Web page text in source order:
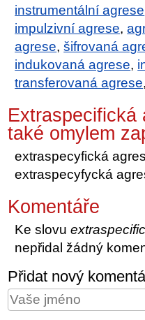
instrumentální agrese
impulzivní agrese,
agrese,šifrovaná
indukovaná agrese,
transferovaná agrese,
Extraspecifická
také omylem
extraspecyfická
extraspecyfycká
Komentáře
Ke slovu
nepřidal žádný
Přidat nový